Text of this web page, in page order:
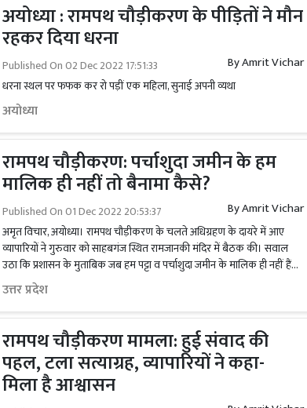
अयोध्या : रामपथ चौड़ीकरण के पीड़ितों ने मौन
रहकर दिया धरना
Published On02 Dec 2022 17:51:33 ByAmrit Vichar
धरना स्थल पर फफक कर रो पड़ीं एक महिला, सुनाई अपनी व्यथा
अयोध्या
रामपथ चौड़ीकरण: पर्चाशुदा जमीन के हम
मालिक ही नहीं तो बैनामा कैसे?
Published On01 Dec 2022 20:53:37 ByAmrit Vichar
अमृत विचार, अयोध्या। रामपथ चौड़ीकरण के चलते अधिग्रहण के दायरे में आए
व्यापारियों ने गुरुवार को साहबगंज स्थित रामजानकी मंदिर में बैठक की। सवाल
उठा कि प्रशासन के मुताबिक जब हम पट्टा व पर्चाशुदा जमीन के मालिक ही नहीं हैं...
उत्तर प्रदेश
रामपथ चौड़ीकरण मामला: हुई संवाद की
पहल, टला सत्याग्रह, व्यापारियों ने कहा-
मिला है आश्वासन